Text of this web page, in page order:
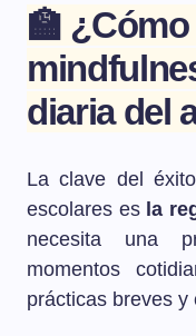
🏫
diaria del
La clave del
escolares es la
necesita una
momentos
prácticas breves y